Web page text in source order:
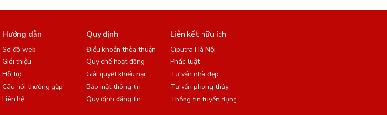
Hướng dẫn
Sơ đồ web
Giới thiệu
Hỗ trợ
Câu hỏi thường gặp
Liên hệ
Quy định
Điều khoản thỏa thuận
Quy chế hoạt động
Giải quyết khiếu nại
Bảo mật thông tin
Quy định đăng tin
Liên kết hữu ích
Ciputra Hà Nội
Pháp luật
Tư vấn nhà đẹp
Tư vấn phong thủy
Thông tin tuyển dụng